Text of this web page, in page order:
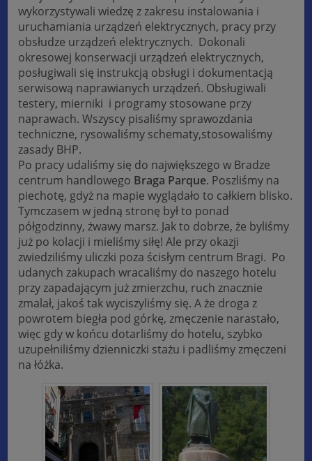
wykorzystywali wiedzę z zakresu instalowania i
uruchamiania urządzeń elektrycznych, pracy przy
obsłudze urządzeń elektrycznych. Dokonali
okresowej konserwacji urządzeń elektrycznych,
posługiwali się instrukcją obsługi i dokumentacją
serwisową naprawianych urządzeń. Obsługiwali
testery, mierniki i programy stosowane przy
naprawach. Wszyscy pisaliśmy sprawozdania
techniczne, rysowaliśmy schematy,stosowaliśmy
zasady BHP.
Po pracy udaliśmy się do największego w Bradze
centrum handlowego Braga Parque. Poszliśmy na
piechotę, gdyż na mapie wyglądało to całkiem blisko.
Tymczasem w jedną stronę był to ponad
półgodzinny, żwawy marsz. Jak to dobrze, że byliśmy
już po kolacji i mieliśmy siłę! Ale przy okazji
zwiedziliśmy uliczki poza ścisłym centrum Bragi. Po
udanych zakupach wracaliśmy do naszego hotelu
przy zapadającym już zmierzchu, ruch znacznie
zmalał, jakoś tak wyciszyliśmy się. A że droga z
powrotem biegła pod górkę, zmęczenie narastało,
więc gdy w końcu dotarliśmy do hotelu, szybko
uzupełniliśmy dzienniczki stażu i padliśmy zmęczeni
na łóżka.